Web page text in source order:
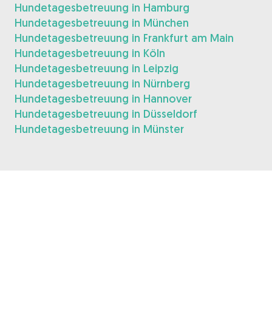
Hundetagesbetreuung in Hamburg
Hundetagesbetreuung in München
Hundetagesbetreuung in Frankfurt am Main
Hundetagesbetreuung in Köln
Hundetagesbetreuung in Leipzig
Hundetagesbetreuung in Nürnberg
Hundetagesbetreuung in Hannover
Hundetagesbetreuung in Düsseldorf
Hundetagesbetreuung in Münster